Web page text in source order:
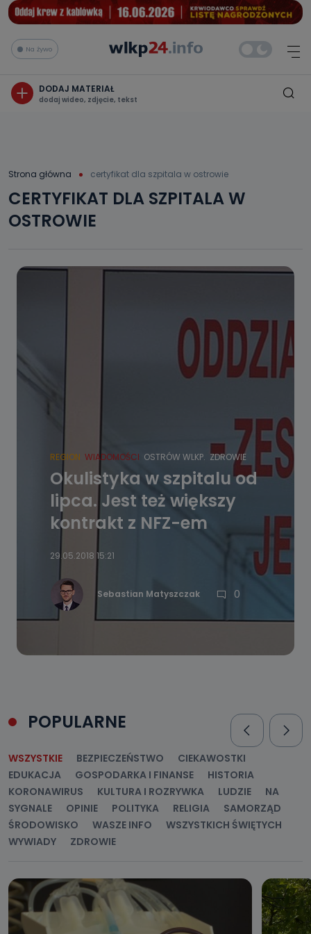
Na żywo
DODAJ MATERIAŁ
dodaj wideo, zdjęcie, tekst
Strona główna certyfikat dla szpitala w ostrowie
CERTYFIKAT DLA SZPITALA W
OSTROWIE
REGION WIADOMOŚCI OSTRÓW WLKP. ZDROWIE
Okulistyka w szpitalu od
lipca. Jest też większy
kontrakt z NFZ-em
29.05.2018 15:21
Sebastian Matyszczak 0
POPULARNE
WSZYSTKIE BEZPIECZEŃSTWO
CIEKAWOSTKI
EDUKACJA
GOSPODARKA I FINANSE
HISTORIA
KORONAWIRUS
KULTURA I ROZRYWKA LUDZIE
NA
SYGNALE
OPINIE POLITYKA RELIGIA
SAMORZĄD
ŚRODOWISKO
WASZE INFO
WSZYSTKICH ŚWIĘTYCH
WYWIADY
ZDROWIE